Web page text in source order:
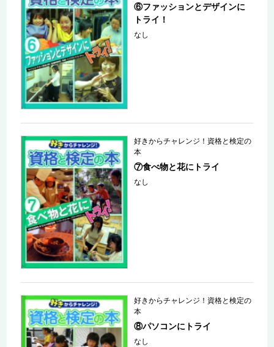
⑥ファッションとデザインに
トライ！
なし
好きからチャレンジ！資格と検定の
本
⑦食べ物と花にトライ
なし
好きからチャレンジ！資格と検定の
本
⑧パソコンにトライ
なし